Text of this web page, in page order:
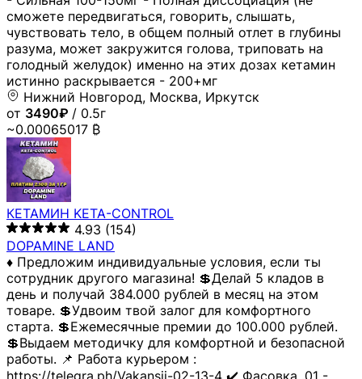
сможете передвигаться, говорить, слышать,
чувствовать тело, в общем полный отлет в глубины
разума, может закружится голова, триповать на
голодный желудок) именно на этих дозах кетамин
истинно раскрывается - 200+мг
Нижний Новгород, Москва, Иркутск
от 3490₽ / 0.5г
~0.00065017 ₿
КЕТАМИН KETA-CONTROL
4.93 (154)
DOPAMINE LAND
♦️ Предложим индивидуальные условия, если ты
сотрудник другого магазина! 💲Делай 5 кладов в
день и получай 384.000 рублей в месяц на этом
товаре. 💲Удвоим твой залог для комфортного
старта. 💲Ежемесячные премии до 100.000 рублей.
💲Выдаем методичку для комфортной и безопасной
работы. 📌 Работа курьером :
https://telegra.ph/Vakansii-02-13-4 ✔️ Фасовка .01 -